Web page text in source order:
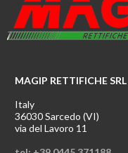
MAGIP RETTIFICHE SRL
Italy
36030 Sarcedo (VI)
via del Lavoro 11